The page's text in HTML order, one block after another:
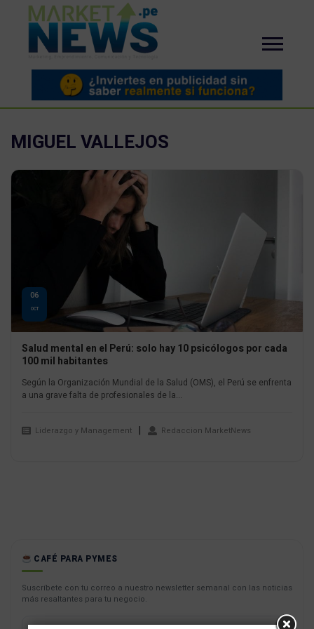
MIGUEL VALLEJOS
06
OCT
Salud mental en el Perú: solo hay 10 psicólogos por cada
100 mil habitantes
Según la Organización Mundial de la Salud (OMS), el Perú se enfrenta
a una grave falta de profesionales de la...
Liderazgo y Management Redaccion MarketNews
CAFÉ PARA PYMES
Suscríbete con tu correo a nuestro newsletter semanal con las noticias
más resaltantes para tu negocio.